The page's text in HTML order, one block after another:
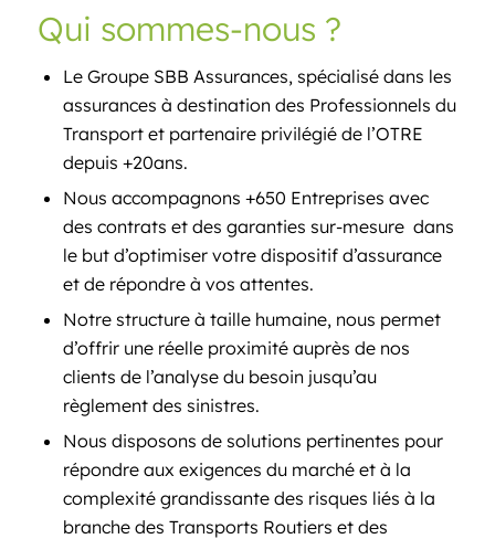
Qui sommes-nous ?
Le Groupe SBB Assurances, spécialisé dans les
assurances à destination des Professionnels du
Transport et partenaire privilégié de l’OTRE
depuis +20ans.
Nous accompagnons +650 Entreprises avec
des contrats et des garanties sur-mesure dans
le but d’optimiser votre dispositif d’assurance
et de répondre à vos attentes.
Notre structure à taille humaine, nous permet
d’offrir une réelle proximité auprès de nos
clients de l’analyse du besoin jusqu’au
règlement des sinistres.
Nous disposons de solutions pertinentes pour
répondre aux exigences du marché et à la
complexité grandissante des risques liés à la
branche des Transports Routiers et des